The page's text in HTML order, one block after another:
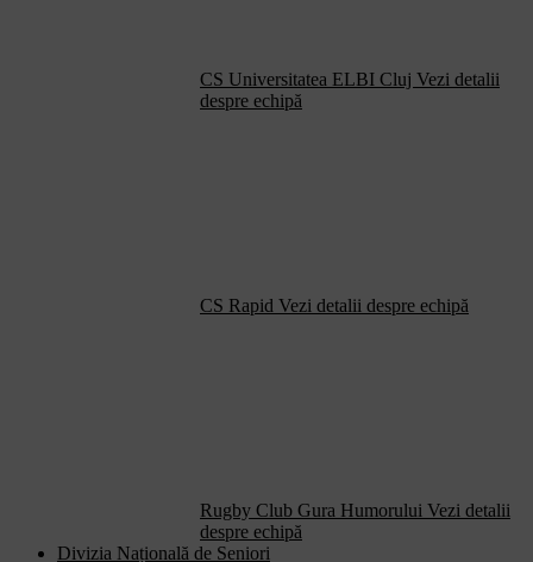
CS Universitatea ELBI Cluj Vezi detalii
despre echipă
CS Rapid Vezi detalii despre echipă
Rugby Club Gura Humorului Vezi detalii
despre echipă
Divizia Națională de Seniori